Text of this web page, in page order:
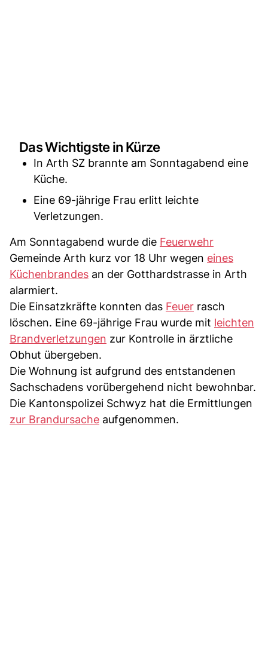
Das Wichtigste in Kürze
In Arth SZ brannte am Sonntagabend eine
Küche.
Eine 69-jährige Frau erlitt leichte
Verletzungen.
Am Sonntagabend wurde die Feuerwehr
Gemeinde Arth kurz vor 18 Uhr wegen eines
Küchenbrandes an der Gotthardstrasse in Arth
alarmiert.
Die Einsatzkräfte konnten das Feuer rasch
löschen. Eine 69-jährige Frau wurde mit leichten
Brandverletzungen zur Kontrolle in ärztliche
Obhut übergeben.
Die Wohnung ist aufgrund des entstandenen
Sachschadens vorübergehend nicht bewohnbar.
Die Kantonspolizei Schwyz hat die Ermittlungen
zur Brandursache aufgenommen.